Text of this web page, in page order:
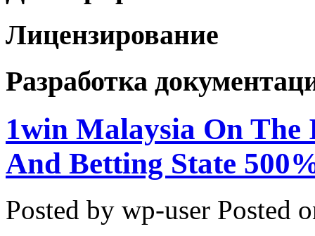
Лицензирование
Разработка
1win Malaysia On The
And Betting State
Posted by wp-user Posted